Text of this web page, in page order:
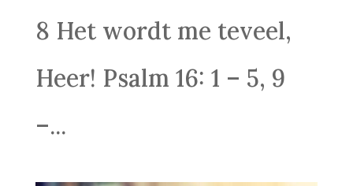
8 Het wordt me teveel,
Heer! Psalm 16: 1 – 5, 9
–...